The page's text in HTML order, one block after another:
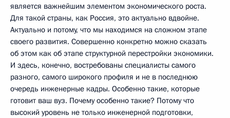
является важнейшим элементом экономического роста.
Для такой страны, как Россия, это актуально вдвойне.
Актуально и потому, что мы находимся на сложном этапе
своего развития. Совершенно конкретно можно сказать
об этом как об этапе структурной перестройки экономики.
И здесь, конечно, востребованы специалисты самого
разного, самого широкого профиля и не в последнюю
очередь инженерные кадры. Особенно такие, которые
готовит ваш вуз. Почему особенно такие? Потому что
высокий уровень не только инженерной подготовки,